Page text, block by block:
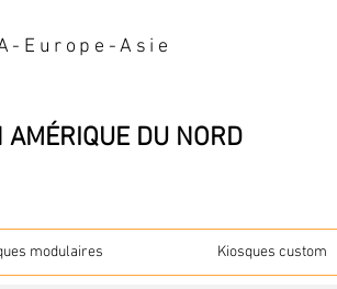
Europe-Asie
AMÉRIQUE DU NORD
modulaires Kiosques custom